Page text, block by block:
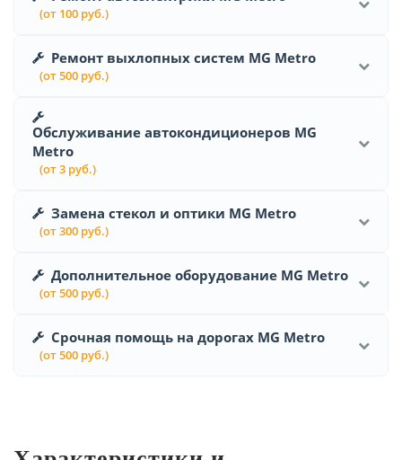
(от 100 руб.)
Ремонт выхлопных систем MG Metro
(от 500 руб.)
Обслуживание автокондиционеров MG
Metro
(от 3 руб.)
Замена стекол и оптики MG Metro
(от 300 руб.)
Дополнительное оборудование MG Metro
(от 500 руб.)
Срочная помощь на дорогах MG Metro
(от 500 руб.)